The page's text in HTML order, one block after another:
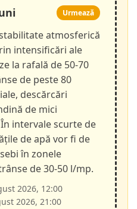
Urmează
atmosferică
intensificări ale
la rafală de 50-70
de peste 80
descărcări
de mici
intervale scurte de
de apă vor fi de
în zonele
de 30-50 l/mp.
2026, 12:00
2026, 21:00